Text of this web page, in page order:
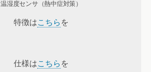
温湿度センサ（熱中症対策）
特徴はこちら を
仕様はこちら を